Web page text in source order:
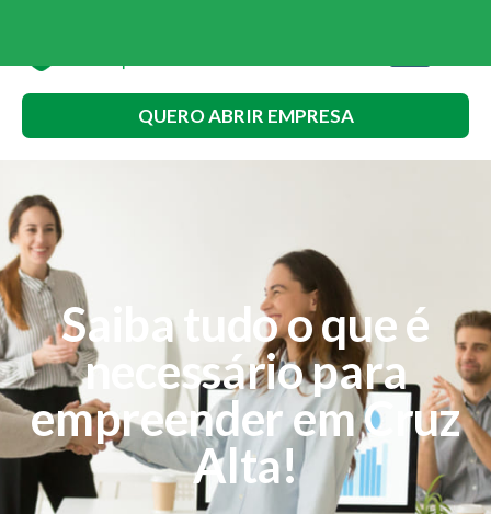
QUERO ABRIR EMPRESA
Saiba tudo o que é
necessário para
empreender em Cruz
Alta!